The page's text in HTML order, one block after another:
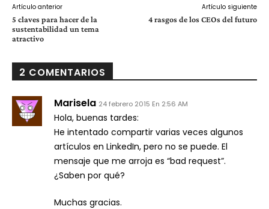
Artículo anterior
5 claves para hacer de la
sustentabilidad un tema
atractivo
Artículo siguiente
4 rasgos de los CEOs del futuro
2 COMENTARIOS
Marisela 24 febrero 2015 En 2:56 AM
Hola, buenas tardes:
He intentado compartir varias veces algunos
artículos en LinkedIn, pero no se puede. El
mensaje que me arroja es “bad request”.
¿Saben por qué?
Muchas gracias.